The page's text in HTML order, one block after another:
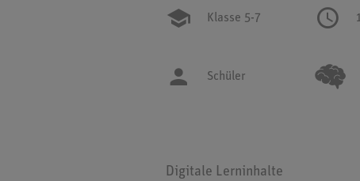
Klasse 5-7
Schüler
Digitale Lerninhalte